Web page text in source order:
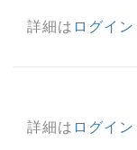
詳細は ログイン
詳細は ログイン